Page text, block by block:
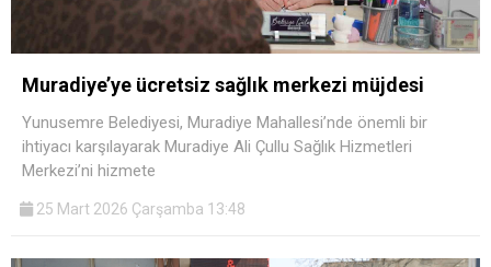
Muradiye’ye ücretsiz sağlık merkezi müjdesi
Yunusemre Belediyesi, Muradiye Mahallesi’nde önemli bir
ihtiyacı karşılayarak Muradiye Ali Çullu Sağlık Hizmetleri
Merkezi’ni hizmete
25 Mart 2026 Çarşamba 13:48